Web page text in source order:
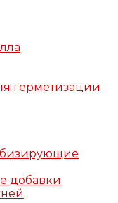
герметизации
добавки